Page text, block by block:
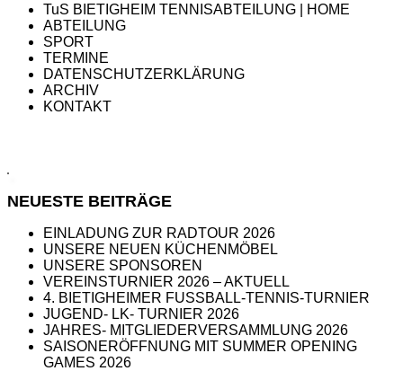
TuS BIETIGHEIM TENNISABTEILUNG | HOME
ABTEILUNG
SPORT
TERMINE
DATENSCHUTZERKLÄRUNG
ARCHIV
KONTAKT
NEUESTE BEITRÄGE
EINLADUNG ZUR RADTOUR 2026
UNSERE NEUEN KÜCHENMÖBEL
UNSERE SPONSOREN
VEREINSTURNIER 2026 – AKTUELL
4. BIETIGHEIMER FUSSBALL-TENNIS-TURNIER
JUGEND- LK- TURNIER 2026
JAHRES- MITGLIEDERVERSAMMLUNG 2026
SAISONERÖFFNUNG MIT SUMMER OPENING
GAMES 2026